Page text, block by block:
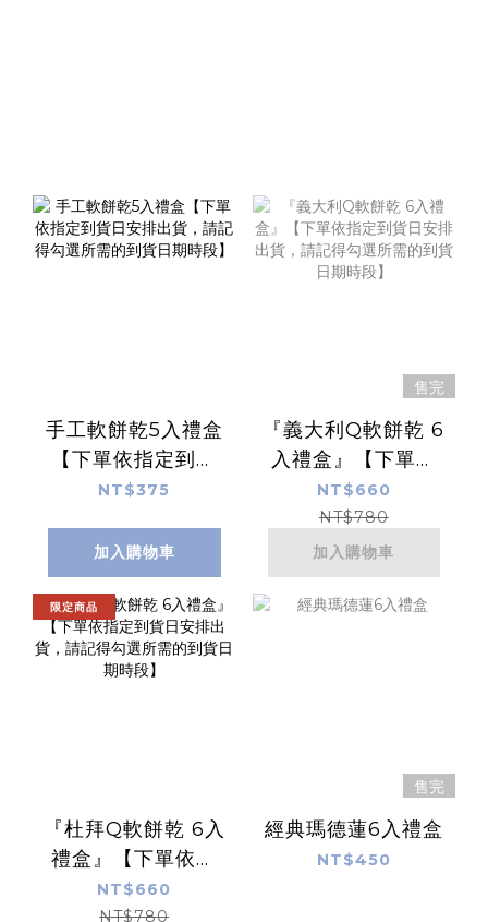
手工軟餅乾5入禮盒
【下單依指定到貨
日安排出貨，請記
日期時段】
NT$375
加入購物車
售完
『義大利Q軟餅乾 6
入禮盒』【下單依
指定到貨日安排出
貨，請記得勾選所
需的到貨日期時
段】
NT$660
NT$780
加入購物車
限定商品
『杜拜Q軟餅乾 6入
禮盒』【下單依指
定到貨日安排出
NT$660
NT$780
售完
經典瑪德蓮6入禮盒
NT$450